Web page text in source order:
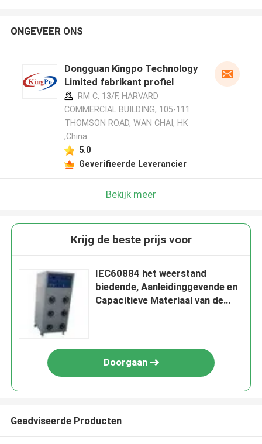
ONGEVEER ONS
Dongguan Kingpo Technology
Limited fabrikant profiel
RM C, 13/F, HARVARD
COMMERCIAL BUILDING, 105-111
THOMSON ROAD, WAN CHAI, HK
,China
5.0
Geverifieerde Leverancier
Bekijk meer
Krijg de beste prijs voor
IEC60884 het weerstand
biedende, Aanleidinggevende en
Capacitieve Materiaal van de
Doorgaan
Geadviseerde Producten